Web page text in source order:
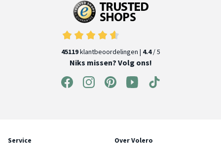
45119klantbeoordelingen | 4.4/ 5
Niks missen? Volg ons!
Service Over Volero